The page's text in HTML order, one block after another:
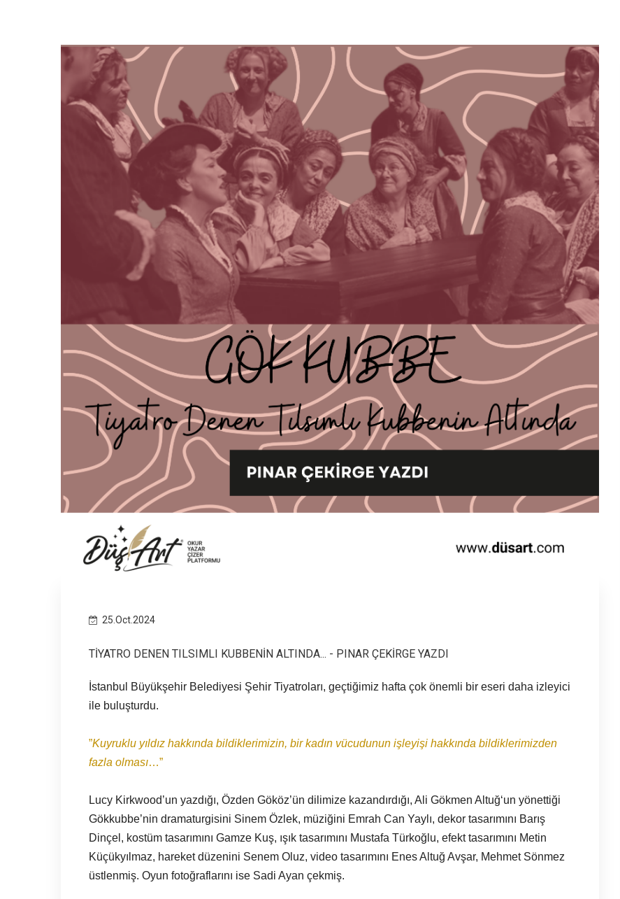
25.Oct.2024
TİYATRO DENEN TILSIMLI KUBBENİN ALTINDA... - PINAR ÇEKİRGE YAZDI
İstanbul Büyükşehir Belediyesi Şehir Tiyatroları, geçtiğimiz hafta çok önemli bir eseri daha izleyici
ile buluşturdu.
”Kuyruklu yıldız hakkında bildiklerimizin, bir kadın vücudunun işleyişi hakkında bildiklerimizden
fazla olması…”
Lucy Kirkwood’un yazdığı, Özden Gököz’ün dilimize kazandırdığı, Ali Gökmen Altuğ‘un yönettiği
Gökkubbe’nin dramaturgisini Sinem Özlek, müziğini Emrah Can Yaylı, dekor tasarımını Barış
Dinçel, kostüm tasarımını Gamze Kuş, ışık tasarımını Mustafa Türkoğlu, efekt tasarımını Metin
Küçükyılmaz, hareket düzenini Senem Oluz, video tasarımını Enes Altuğ Avşar, Mehmet Sönmez
üstlenmiş. Oyun fotoğraflarını ise Sadi Ayan çekmiş.